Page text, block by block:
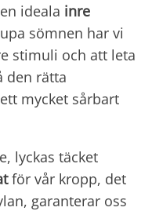
ideala inre
sömnen har vi
stimuli och att leta
den rätta
mycket sårbart
lyckas täcket
för vår kropp, det
garanterar oss